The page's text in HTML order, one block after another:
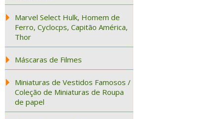
Marvel Select Hulk, Homem de
Ferro, Cyclocps, Capitão América,
Thor
Máscaras de Filmes
Miniaturas de Vestidos Famosos /
Coleção de Miniaturas de Roupa
de papel